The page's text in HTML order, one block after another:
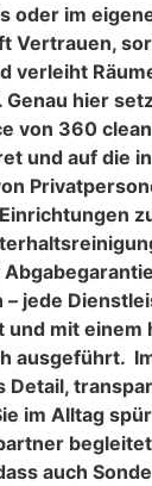
oder im
Vertrauen,
verleiht
hier
von 360
und auf die
jede
und mit einem
ausgeführt.
Detail,
im Alltag
auch